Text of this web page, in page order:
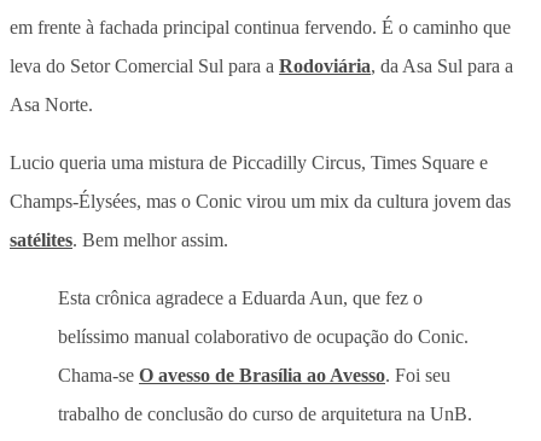
em frente à fachada principal continua fervendo. É o caminho que
leva do Setor Comercial Sul para a Rodoviária, da Asa Sul para a
Asa Norte.
Lucio queria uma mistura de Piccadilly Circus, Times Square e
Champs-Élysées, mas o Conic virou um mix da cultura jovem das
satélites. Bem melhor assim.
Esta crônica agradece a Eduarda Aun, que fez o
belíssimo manual colaborativo de ocupação do Conic.
Chama-se O avesso de Brasília ao Avesso. Foi seu
trabalho de conclusão do curso de arquitetura na UnB.